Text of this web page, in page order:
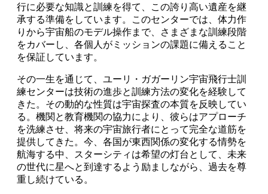
行に必要な知識と訓練を得て、この誇り高い遺産を継
承する準備をしています。このセンターでは、体力作
りから宇宙船のモデル操作まで、さまざまな訓練段階
をカバーし、各個人がミッションの課題に備えること
を保証しています。
その一生を通じて、ユーリ・ガガーリン宇宙飛行士訓
練センターは技術の進歩と訓練方法の変化を経験して
きた。その動的な性質は宇宙探査の本質を反映してい
る。機関と教育機関の協力により、彼らはアプローチ
を洗練させ、将来の宇宙旅行者にとって完全な道筋を
提供してきた。今、各国が東西関係の変化する情勢を
航海する中、スターシティは希望の灯台として、未来
の世代に星へと到達するよう励ましながら、過去を尊
重し続けている。